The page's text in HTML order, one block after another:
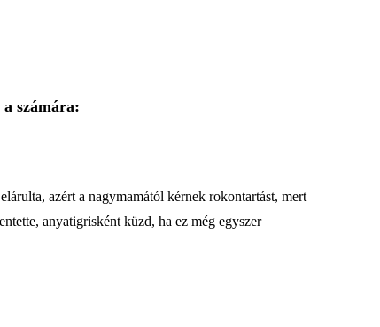
számára:
azért a nagymamától kérnek rokontartást, mert
anyatigrisként küzd, ha ez még egyszer